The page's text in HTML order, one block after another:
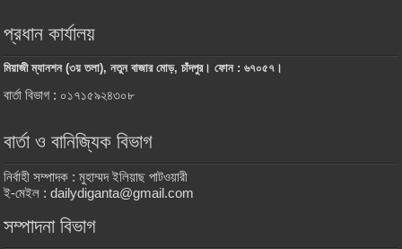
প্রধান কার্যালয়
মিয়াজী ম্যানশন (৩য় তলা), নতুন বাজার মোড়, চাঁদপুর। ফোন : ৬৭০৫৭।
বার্তা বিভাগ : ০১৭১৫৯২৪৩০৮
বার্তা ও বানিজ্যিক বিভাগ
নির্বাহী সম্পাদক : মুহাম্মদ ইলিয়াছ পাটওয়ারী
ই-মেইল : dailydiganta@gmail.com
সম্পাদনা বিভাগ